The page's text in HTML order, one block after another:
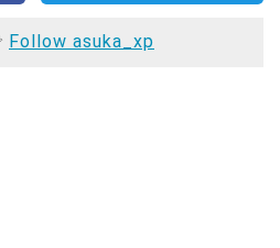
Follow asuka_xp